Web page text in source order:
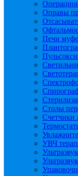
Оправы
Печи
Столы
Счетчики
УВЧ